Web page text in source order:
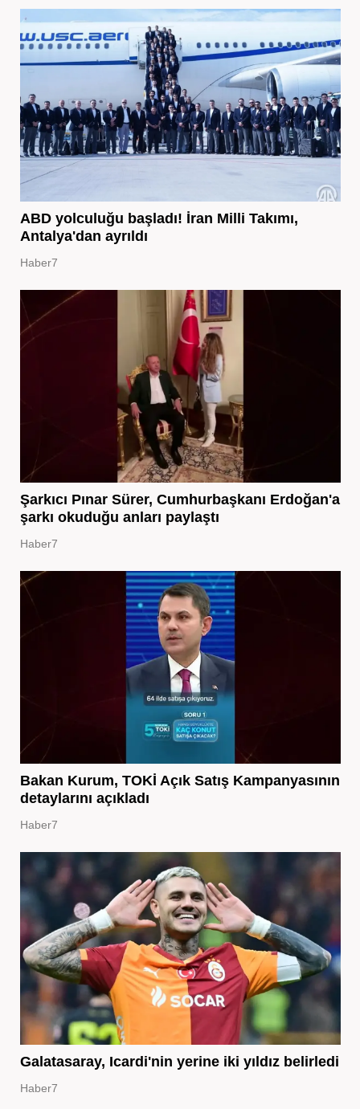
ABD yolculuğu başladı! İran Milli Takımı,
Antalya'dan ayrıldı
Haber7
Şarkıcı Pınar Sürer, Cumhurbaşkanı Erdoğan'a
şarkı okuduğu anları paylaştı
Haber7
Bakan Kurum, TOKİ Açık Satış Kampanyasının
detaylarını açıkladı
Haber7
Galatasaray, Icardi'nin yerine iki yıldız belirledi
Haber7